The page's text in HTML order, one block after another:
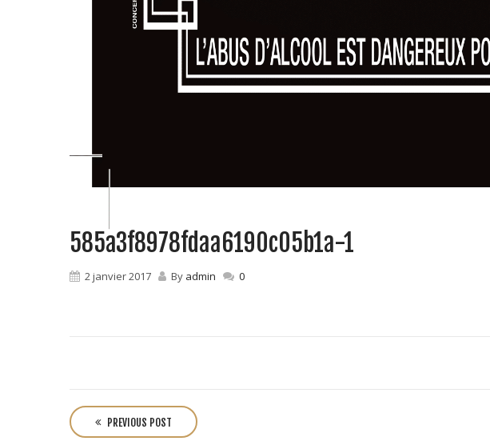
585a3f8978fdaa6190c05b1a-1
2 janvier 2017 By admin 0
o
PREVIOUS POST